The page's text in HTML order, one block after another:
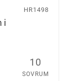
i
HR1498
10
SOVRUM